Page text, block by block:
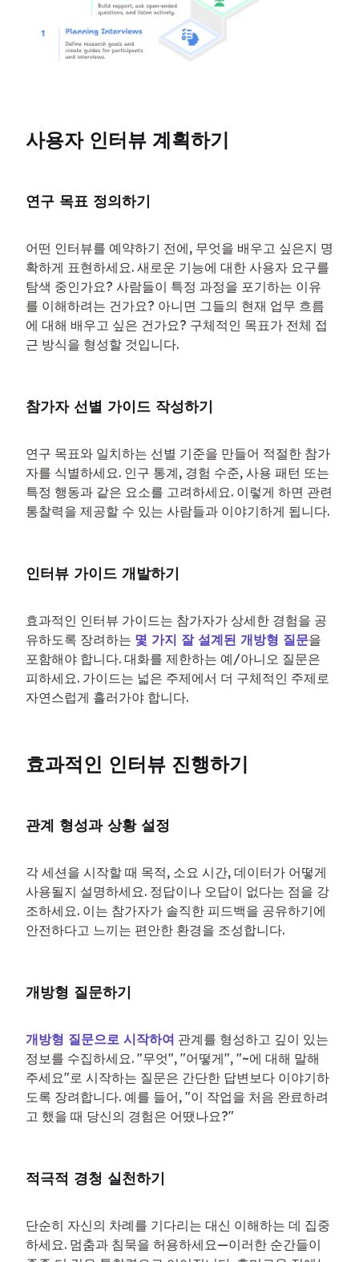
사용자 인터뷰 계획하기
연구 목표 정의하기
어떤 인터뷰를 예약하기 전에, 무엇을 배우고 싶은지 명
확하게 표현하세요. 새로운 기능에 대한 사용자 요구를
탐색 중인가요? 사람들이 특정 과정을 포기하는 이유
를 이해하려는 건가요? 아니면 그들의 현재 업무 흐름
에 대해 배우고 싶은 건가요? 구체적인 목표가 전체 접
근 방식을 형성할 것입니다.
참가자 선별 가이드 작성하기
연구 목표와 일치하는 선별 기준을 만들어 적절한 참가
자를 식별하세요. 인구 통계, 경험 수준, 사용 패턴 또는
특정 행동과 같은 요소를 고려하세요. 이렇게 하면 관련
통찰력을 제공할 수 있는 사람들과 이야기하게 됩니다.
인터뷰 가이드 개발하기
효과적인 인터뷰 가이드는 참가자가 상세한 경험을 공
유하도록 장려하는 몇 가지 잘 설계된 개방형 질문을
포함해야 합니다. 대화를 제한하는 예/아니오 질문은
피하세요. 가이드는 넓은 주제에서 더 구체적인 주제로
자연스럽게 흘러가야 합니다.
효과적인 인터뷰 진행하기
관계 형성과 상황 설정
각 세션을 시작할 때 목적, 소요 시간, 데이터가 어떻게
사용될지 설명하세요. 정답이나 오답이 없다는 점을 강
조하세요. 이는 참가자가 솔직한 피드백을 공유하기에
안전하다고 느끼는 편안한 환경을 조성합니다.
개방형 질문하기
개방형 질문으로 시작하여 관계를 형성하고 깊이 있는
정보를 수집하세요. "무엇", "어떻게", "~에 대해 말해
주세요"로 시작하는 질문은 간단한 답변보다 이야기하
도록 장려합니다. 예를 들어, "이 작업을 처음 완료하려
고 했을 때 당신의 경험은 어땠나요?"
적극적 경청 실천하기
단순히 자신의 차례를 기다리는 대신 이해하는 데 집중
하세요. 멈춤과 침묵을 허용하세요—이러한 순간들이